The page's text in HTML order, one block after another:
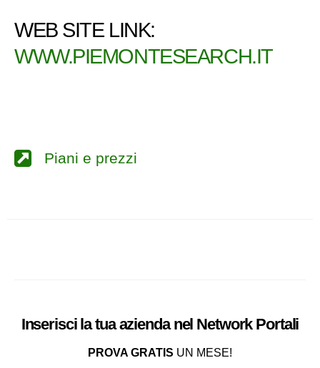
WEB SITE LINK:
WWW.PIEMONTESEARCH.IT
Piani e prezzi
Inserisci la tua azienda nel NetworkPortali
PROVA GRATIS UN MESE!